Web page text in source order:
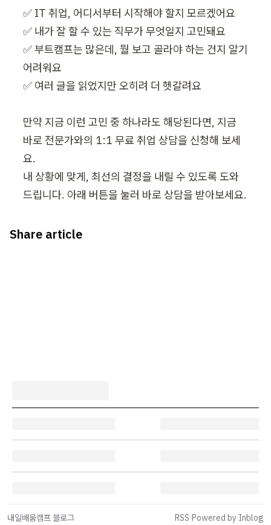
✅ IT 취업, 어디서부터 시작해야 할지 모르겠어요
✅ 내가 잘 할 수 있는 직무가 무엇일지 고민돼요
✅ 부트캠프는 많은데, 뭘 보고 골라야 하는 건지 알기
어려워요
✅ 여러 글을 읽었지만 오히려 더 헷갈려요
만약 지금 이런 고민 중 하나라도 해당된다면, 지금
바로 전문가와의 1:1 무료 취업 상담을 신청해 보세
요.
내 상황에 맞게, 최선의 결정을 내릴 수 있도록 도와
드립니다. 아래 버튼을 눌러 바로 상담을 받아보세요.
Share article
내일배움캠프 블로그 RSS·Powered by Inblog